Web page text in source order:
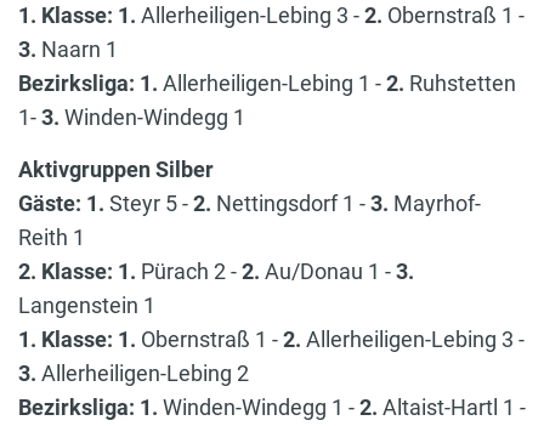
1. Klasse: 1. Allerheiligen-Lebing 3 -2. Obernstraß 1 -
3. Naarn 1
Bezirksliga: 1. Allerheiligen-Lebing 1 -2. Ruhstetten
1-3. Winden-Windegg 1
Aktivgruppen Silber
Gäste: 1. Steyr 5 -2. Nettingsdorf 1 -3. Mayrhof-
Reith 1
2. Klasse: 1. Pürach 2 -2. Au/Donau 1 -3.
Langenstein 1
1. Klasse: 1. Obernstraß 1 -2. Allerheiligen-Lebing 3 -
3. Allerheiligen-Lebing 2
Bezirksliga: 1. Winden-Windegg 1 -2. Altaist-Hartl 1 -